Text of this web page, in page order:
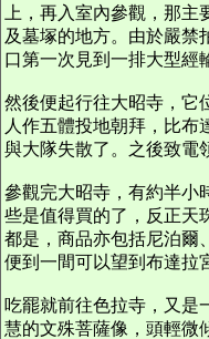
上，再入室內參觀，那
及墓塚的地方。由於嚴禁
口第一次見到一排大型經
然後便起行往大昭寺，它
人作五體投地朝拜，比布
與大隊失散了。之後致電
參觀完大昭寺，有約半小
些是值得買的了，反正天
都是，商品亦包括尼泊爾
便到一間可以望到布達拉
吃罷就前往色拉寺，又是
慧的文殊菩薩像，頭輕微